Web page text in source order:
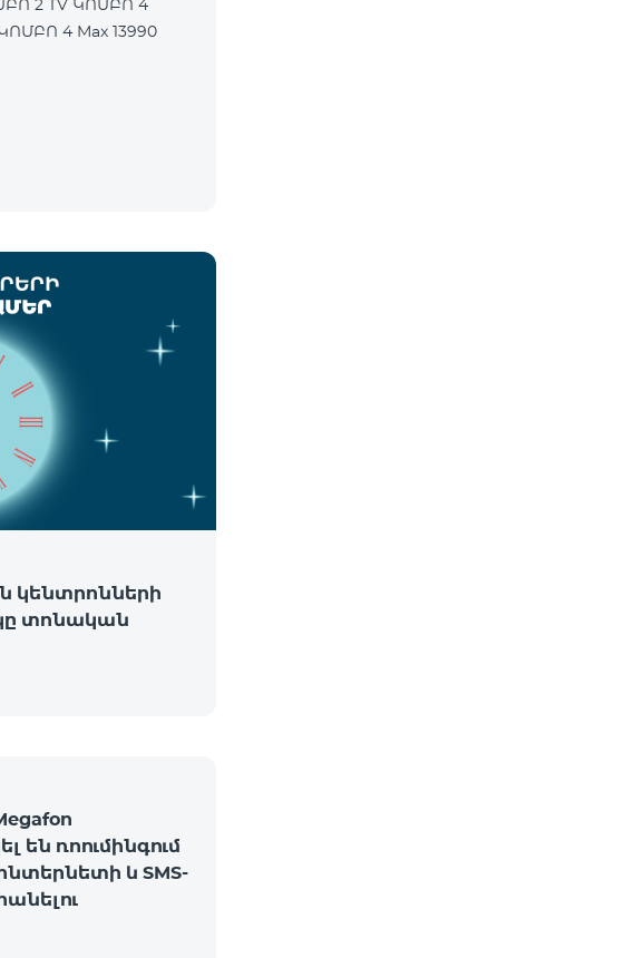
2 TV ԿՈՄԲՈ 4
4 Max 13990
կենտրոնների
տոնական
են ռոումինգում
և SMS-